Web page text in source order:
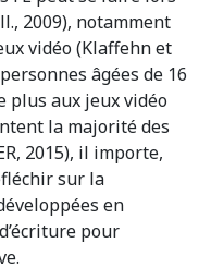
2009), notamment
vidéo (Klaffehn et
âgées de 16
plus aux jeux vidéo
la majorité des
2015), il importe,
sur la
en
pour